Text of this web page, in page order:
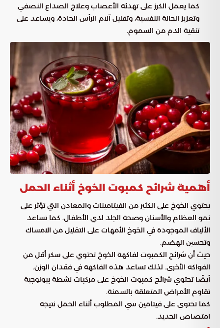
كما يعمل الكرز على تهدئة الأعصاب وعلاج الصداع النصفي
وتعزيز الحالة النفسية، وتقليل آلام الرأس الحادة، ويساعد على
تنقية الدم من السموم.
أهمية شرائح كمبوت الخوخ أثناء الحمل
يحتوي الخوخ على الكثير من الفيتامينات والمعادن التي تؤثر على
نمو العظام والأسنان وصحة الجلد لدي الأطفال، كما تساعد
الألياف الموجودة في الخوخ الأمهات على التقليل من الامساك
وتحسين الهضم.
حيث أن شرائح الكمبوت لفاكهة الخوخ تحتوي على سكر أقل من
الفواكه الأخرى. لذلك تساعد هذه الفاكهة في فقدان الوزن.
أيضًا تحتوي شرائح كمبوت الخوخ على مركبات نشطة بيولوجية
تقاوم الأمراض المتعلقة بالسمنة.
كما تحتوي على فيتامين سي المطلوب أثناء الحمل نتيجة
امتصاص الحديد.